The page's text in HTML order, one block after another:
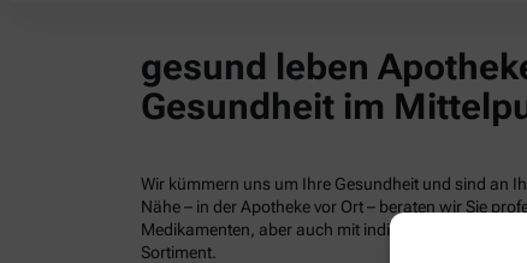
gesund leben
Gesundheit im
Wir kümmern uns um Ihre Gesundheit und sind an
Nähe – in der Apotheke vor Ort – beraten wir Sie
Medikamenten, aber auch mit individuellen
Sortiment.